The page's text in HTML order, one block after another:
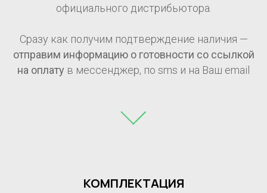
официального дистрибьютора.
Сразу как получим подтверждение наличия —
отправим информацию о готовности со ссылкой
на оплату в мессенджер, по sms и на Ваш email
КОМПЛЕКТАЦИЯ